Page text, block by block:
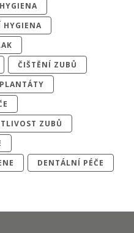
HYGIENA
ČIŠTĚNÍ ZUBŮ
ZUBŮ
DENTÁLNÍ PÉČE